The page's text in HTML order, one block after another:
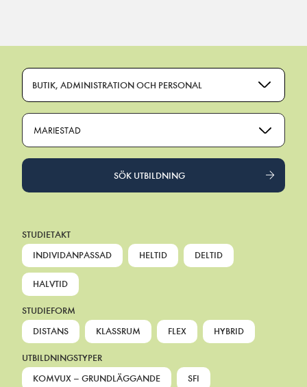
BUTIK, ADMINISTRATION OCH PERSONAL
MARIESTAD
SÖK UTBILDNING
STUDIETAKT
INDIVIDANPASSAD
HELTID DELTID
HALVTID
STUDIEFORM
DISTANS
KLASSRUM FLEX HYBRID
UTBILDNINGSTYPER
KOMVUX – GRUNDLÄGGANDE
SFI